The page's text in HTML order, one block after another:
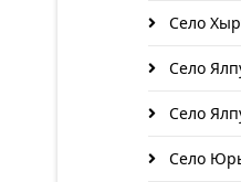
Село
Село
Село
Село